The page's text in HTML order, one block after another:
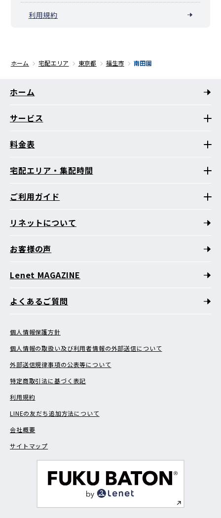
利用規約
ホーム 宅配エリア 東京都 福生市 南田園
ホーム
サービス
料金表
宅配エリア・集配時間
ご利用ガイド
リネットについて
お客様の声
Lenet MAGAZINE
よくあるご質問
個人情報保護方針
個人情報の取扱い及び利用者情報の外部送信について
外部送信規律事項の公表等について
特定商取引法に基づく表記
利用規約
LINEの友だち追加方法について
会社概要
サイトマップ